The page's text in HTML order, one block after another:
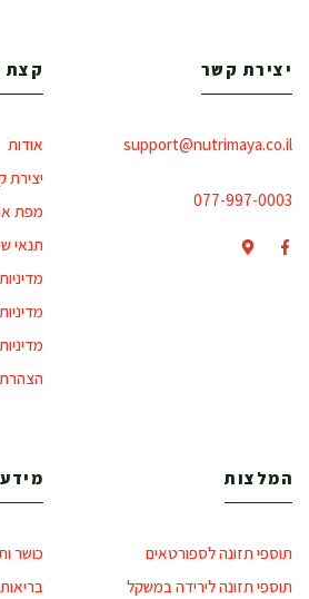
יצירת קשר
support@nutrimaya.co.il
077-997-0003
קצת
אודות
יצירת
מפת
תנאי
הצהרת
המלצות
תוספי תזונה לספורטאים
תוספי תזונה לירידה במשקל
כושר